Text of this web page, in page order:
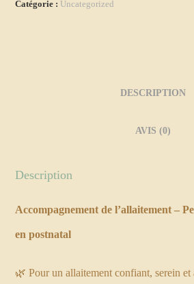
Catégorie : Uncategorized
DESCRIPTION
AVIS (0)
Description
Accompagnement de l’allaitement –
en postnatal
🌿 Pour un allaitement confiant, serein et